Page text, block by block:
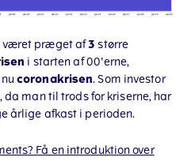
været præget af3 større
i starten af 00'erne,
nucoronakrisen. Som investor
man til trods for kriserne, har
årlige afkast i perioden.
Få en introduktion over